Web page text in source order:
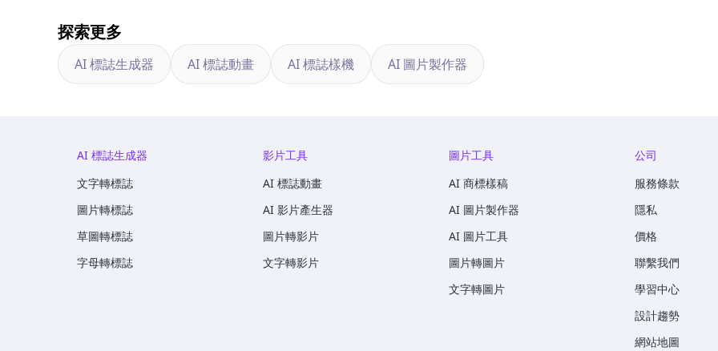
探索更多
AI 標誌生成器 AI 標誌動畫 AI 標誌樣機 AI 圖片製作器
AI 標誌生成器
文字轉標誌
圖片轉標誌
草圖轉標誌
字母轉標誌
影片工具
AI 標誌動畫
AI 影片產生器
圖片轉影片
文字轉影片
圖片工具
AI 商標樣稿
AI 圖片製作器
AI 圖片工具
圖片轉圖片
文字轉圖片
公司
服務條款
隱私
價格
聯繫我們
學習中心
設計趨勢
網站地圖